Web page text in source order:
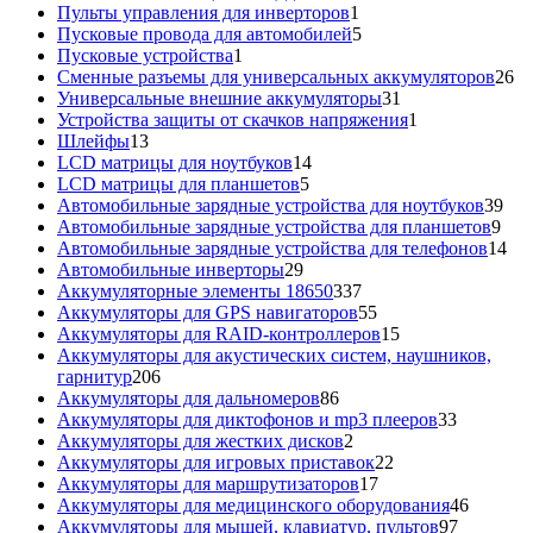
Пульты управления для инверторов1
товар
Пусковые провода для автомобилей55
Пусковые устройства1
товар
Сменные разъемы для универсальных аккумуляторов2626
Универсальные внешние аккумуляторы31
товар
Устройства защиты от скачков напряжения1
Шлейфы1313
товаров
LCD матрицы для ноутбуков1414
LCD матрицы для планшетов55
товаров
Автомобильные зарядные устройства для ноутбуков3939
Автомобильные зарядные устройства для планшетов99
Автомобильные зарядные устройства для телефонов1414
Автомобильные инверторы2929
товаров
Аккумуляторные элементы 18650337337
товаров
Аккумуляторы для GPS навигаторов5555
товаров
Аккумуляторы для RAID-контроллеров1515
товаров
Аккумуляторы для акустических систем, наушников,
гарнитур206206
товаров
Аккумуляторы для дальномеров8686
товаров
Аккумуляторы для диктофонов и mp3 плееров3333
Аккумуляторы для жестких дисков2
товара
Аккумуляторы для игровых приставок22
Аккумуляторы для маршрутизаторов1717
товаров
Аккумуляторы для медицинского оборудования4646
Аккумуляторы для мышей, клавиатур, пультов9797